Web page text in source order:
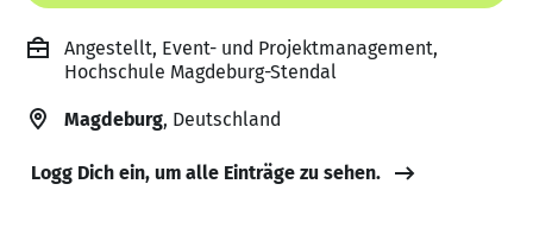
Angestellt, Event- und Projektmanagement,
Hochschule Magdeburg-Stendal
Magdeburg, Deutschland
Logg Dich ein, um alle Einträge zu sehen.